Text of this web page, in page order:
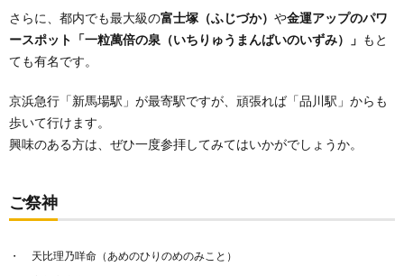
さらに、都内でも最大級の富士塚（ふじづか） や金運アップのパワ
ースポット「一粒萬倍の泉（いちりゅうまんばいのいずみ）」
もと
ても有名です。
京浜急行「新馬場駅」が最寄駅ですが、頑張れば「品川駅」からも
歩いて行けます。
興味のある方は、ぜひ一度参拝してみてはいかがでしょうか。
ご祭神
天比理乃咩命（あめのひりのめのみこと）